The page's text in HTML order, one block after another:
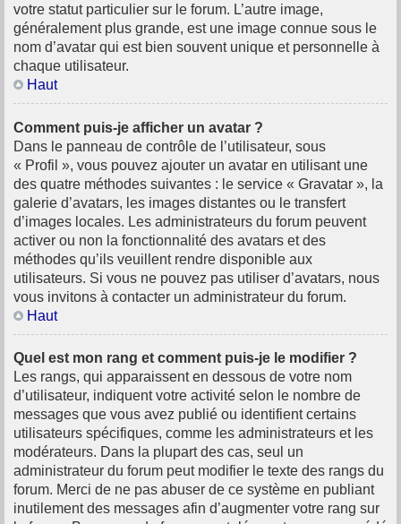
votre statut particulier sur le forum. L’autre image,
généralement plus grande, est une image connue sous le
nom d’avatar qui est bien souvent unique et personnelle à
chaque utilisateur.
Haut
Comment puis-je afficher un avatar ?
Dans le panneau de contrôle de l’utilisateur, sous
« Profil », vous pouvez ajouter un avatar en utilisant une
des quatre méthodes suivantes : le service « Gravatar », la
galerie d’avatars, les images distantes ou le transfert
d’images locales. Les administrateurs du forum peuvent
activer ou non la fonctionnalité des avatars et des
méthodes qu’ils veuillent rendre disponible aux
utilisateurs. Si vous ne pouvez pas utiliser d’avatars, nous
vous invitons à contacter un administrateur du forum.
Haut
Quel est mon rang et comment puis-je le modifier ?
Les rangs, qui apparaissent en dessous de votre nom
d’utilisateur, indiquent votre activité selon le nombre de
messages que vous avez publié ou identifient certains
utilisateurs spécifiques, comme les administrateurs et les
modérateurs. Dans la plupart des cas, seul un
administrateur du forum peut modifier le texte des rangs du
forum. Merci de ne pas abuser de ce système en publiant
inutilement des messages afin d’augmenter votre rang sur